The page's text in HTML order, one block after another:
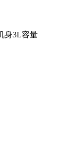
身3L容量